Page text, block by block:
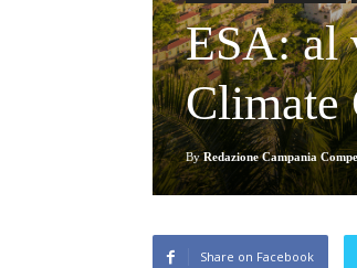
ESA: al
Climate
ByRedazione Campania
Share on Facebook